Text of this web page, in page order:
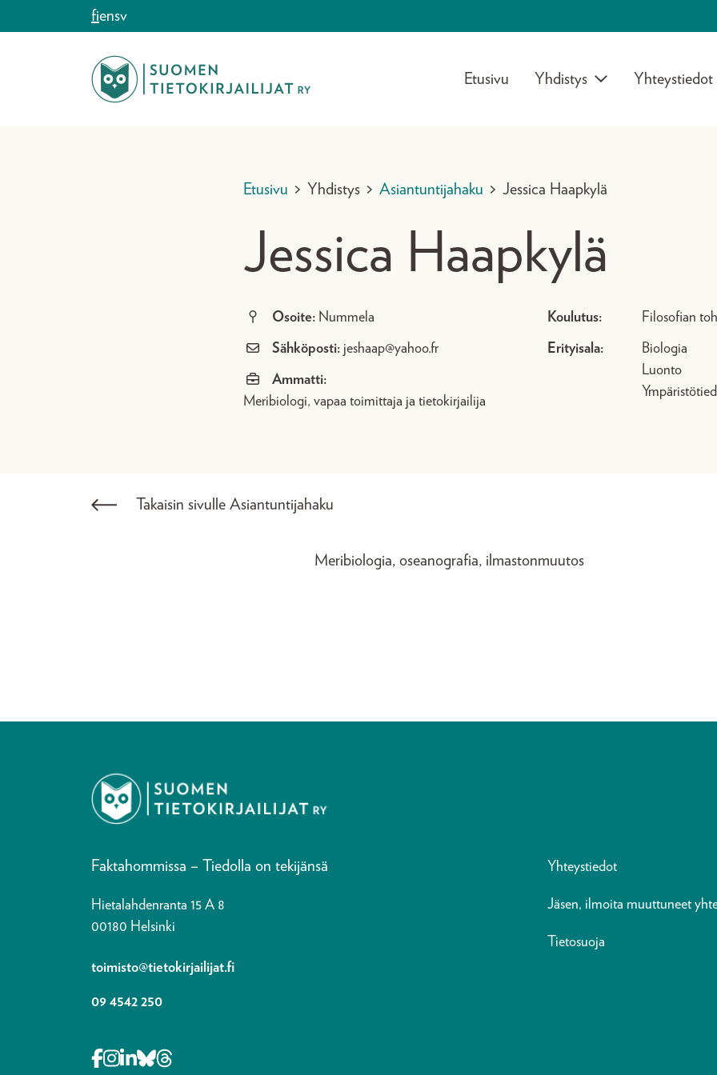
fiensv
Etusivu Yhdistys Yhteystiedot
Etusivu > Yhdistys > Asiantuntijahaku > Jessica Haapkylä
Jessica Haapkylä
Osoite: Nummela
Sähköposti: jeshaap@yahoo.fr
Ammatti:
Meribiologi, vapaa toimittaja ja tietokirjailija
Koulutus: Filosofian
Erityisala:
Biologia
Luonto
Takaisin sivulle Asiantuntijahaku
Meribiologia, oseanografia, ilmastonmuutos
Faktahommissa – Tiedolla on tekijänsä
Hietalahdenranta 15 A 8
00180 Helsinki
toimisto@tietokirjailijat.fi
09 4542 250
Yhteystiedot
Jäsen, ilmoita muuttuneet
Tietosuoja
Opens in a new tab Facebook-f
Opens in a new tab Instagram
Opens in a new tab Linkedin-in
Opens in a new tab Bluesky